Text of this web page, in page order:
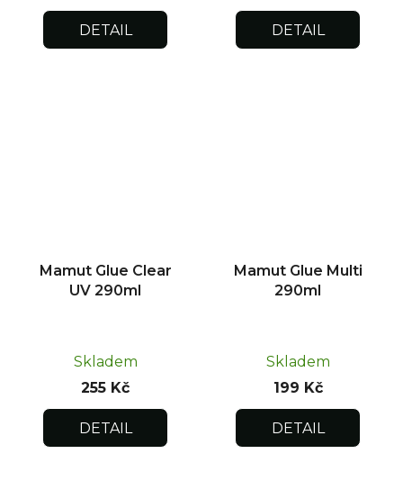
DETAIL DETAIL
Mamut Glue Clear
UV 290ml
Skladem
255 Kč
DETAIL
Mamut Glue Multi
290ml
Skladem
199 Kč
DETAIL